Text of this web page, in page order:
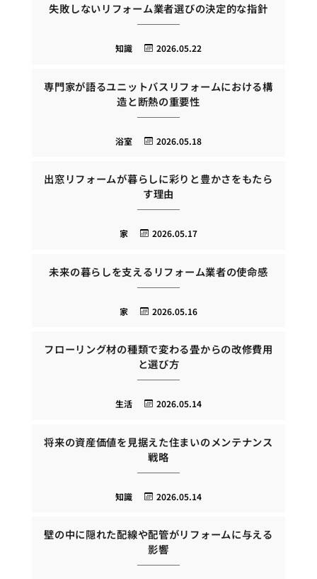
失敗しないリフォーム業者選びの決定的な指針
2026.05.22
知識
専門家が語るユニットバスリフォームにおける構
造と断熱の重要性
2026.05.18
浴室
出窓リフォームが暮らしに彩りと豊かさをもたら
す理由
2026.05.17
家
未来の暮らしを支えるリフォーム業者の使命感
2026.05.16
家
フローリング材の種類で変わる畳からの改修費用
と選び方
2026.05.14
生活
将来の資産価値を見据えた住まいのメンテナンス
戦略
2026.05.14
知識
壁の中に隠れた配線や配管がリフォームに与える
影響